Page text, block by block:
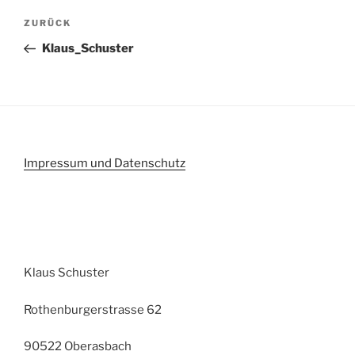
Beitragsnavigation
Vorheriger
Beitrag
ZURÜCK
Klaus_Schuster
Impressum und Datenschutz
Klaus Schuster
Rothenburgerstrasse 62
90522 Oberasbach